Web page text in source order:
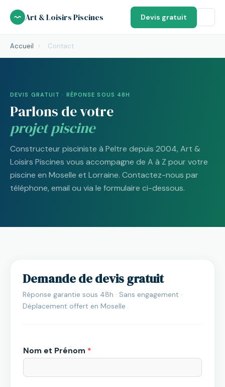
contenu
Art & Loisirs Piscines Devis gratuit
Accueil › Contact
DEVIS GRATUIT · RÉPONSE SOUS 48H
Parlons de votre
projet piscine
Constructeur pisciniste à Peltre depuis 2004, Art &
Loisirs Piscines vous accompagne de A à Z pour votre
piscine en Moselle et Lorraine. Contactez-nous par
téléphone, email ou via le formulaire ci-dessous.
Demande de devis gratuit
Réponse garantie sous 48h · Sans engagement ·
Déplacement offert en Moselle
Nom et Prénom *